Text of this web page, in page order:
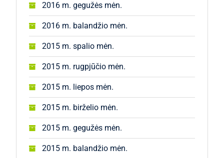
2016 m. gegužės mėn.
2016 m. balandžio mėn.
2015 m. spalio mėn.
2015 m. rugpjūčio mėn.
2015 m. liepos mėn.
2015 m. birželio mėn.
2015 m. gegužės mėn.
2015 m. balandžio mėn.